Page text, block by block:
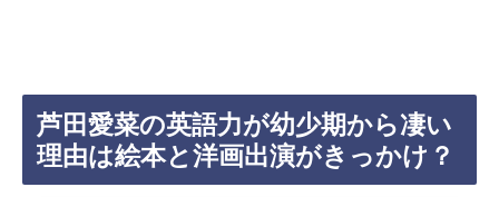
芦田愛菜の英語力が幼少期から凄い
理由は絵本と洋画出演がきっかけ？